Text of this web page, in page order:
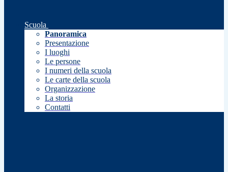
Scuola
Panoramica
Presentazione
I luoghi
Le persone
I numeri della scuola
Le carte della scuola
Organizzazione
La storia
Contatti